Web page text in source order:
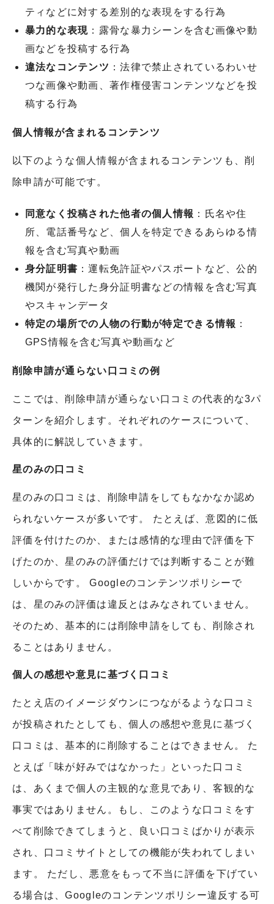
ティなどに対する差別的な表現をする行為
暴力的な表現 ：露骨な暴力シーンを含む画像や動
画などを投稿する行為
違法なコンテンツ ：法律で禁止されているわいせ
つな画像や動画、著作権侵害コンテンツなどを投
稿する行為
個人情報が含まれるコンテンツ
以下のような個人情報が含まれるコンテンツも、削
除申請が可能です。
同意なく投稿された他者の個人情報 ：氏名や住
所、電話番号など、個人を特定できるあらゆる情
報を含む写真や動画
身分証明書 ：運転免許証やパスポートなど、公的
機関が発行した身分証明書などの情報を含む写真
やスキャンデータ
特定の場所での人物の行動が特定できる情報 ：
GPS情報を含む写真や動画など
削除申請が通らない口コミの例
ここでは、削除申請が通らない口コミの代表的な3パ
ターンを紹介します。それぞれのケースについて、
具体的に解説していきます。
星のみの口コミ
星のみの口コミは、削除申請をしてもなかなか認め
られないケースが多いです。 たとえば、意図的に低
評価を付けたのか、または感情的な理由で評価を下
げたのか、星のみの評価だけでは判断することが難
しいからです。 Googleのコンテンツポリシーで
は、星のみの評価は違反とはみなされていません。
そのため、基本的には削除申請をしても、削除され
ることはありません。
個人の感想や意見に基づく口コミ
たとえ店のイメージダウンにつながるような口コミ
が投稿されたとしても、個人の感想や意見に基づく
口コミは、基本的に削除することはできません。 た
とえば「味が好みではなかった」といった口コミ
は、あくまで個人の主観的な意見であり、客観的な
事実ではありません。もし、このような口コミをす
べて削除できてしまうと、良い口コミばかりが表示
され、口コミサイトとしての機能が失われてしまい
ます。 ただし、悪意をもって不当に評価を下げてい
る場合は、Googleのコンテンツポリシー違反する可